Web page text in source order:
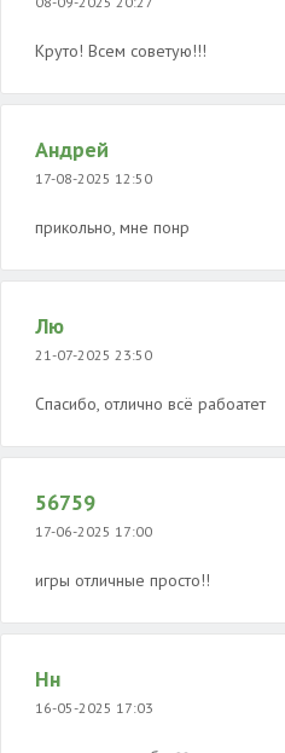
Круто! Всем советую!!!
Андрей
17-08-2025 12:50
прикольно, мне понр
Лю
21-07-2025 23:50
Спасибо, отлично всё рабоатет
56759
17-06-2025 17:00
игры отличные просто!!
Нн
16-05-2025 17:03